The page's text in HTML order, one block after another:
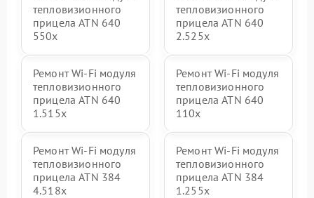
тепловизионного
прицела ATN 640
550x
тепловизионного
прицела ATN 640
2.525x
Ремонт Wi-Fi модуля
тепловизионного
прицела ATN 640
1.515x
Ремонт Wi-Fi модуля
тепловизионного
прицела ATN 640
110x
Ремонт Wi-Fi модуля
тепловизионного
прицела ATN 384
4.518x
Ремонт Wi-Fi модуля
тепловизионного
прицела ATN 384
1.255х